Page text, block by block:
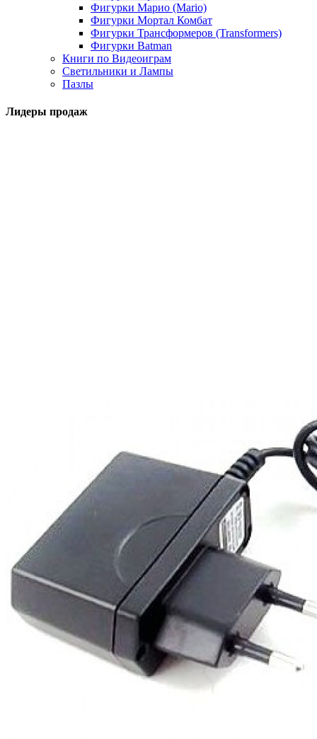
Фигурки Марио (Mario)
Фигурки Мортал Комбат
Фигурки Трансформеров (Transformers)
Фигурки Batman
Книги по Видеоиграм
Светильники и Лампы
Пазлы
Лидеры продаж